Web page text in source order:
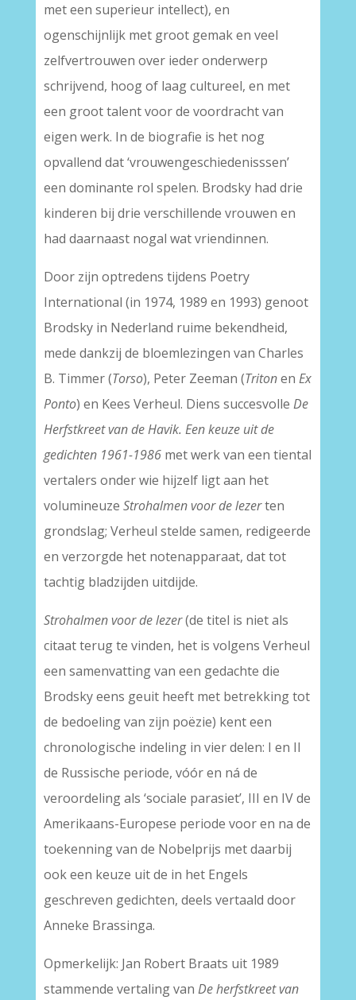
met een superieur intellect), en
ogenschijnlijk met groot gemak en veel
zelfvertrouwen over ieder onderwerp
schrijvend, hoog of laag cultureel, en met
een groot talent voor de voordracht van
eigen werk. In de biografie is het nog
opvallend dat ‘vrouwengeschiedenisssen’
een dominante rol spelen. Brodsky had drie
kinderen bij drie verschillende vrouwen en
had daarnaast nogal wat vriendinnen.
Door zijn optredens tijdens Poetry
International (in 1974, 1989 en 1993) genoot
Brodsky in Nederland ruime bekendheid,
mede dankzij de bloemlezingen van Charles
B. Timmer (Torso), Peter Zeeman (Tritonen Ex
Ponto) en Kees Verheul. Diens succesvolle De
Herfstkreet van de Havik. Een keuze uit de
gedichten 1961-1986met werk van een tiental
vertalers onder wie hijzelf ligt aan het
volumineuze Strohalmen voor de lezerten
grondslag; Verheul stelde samen, redigeerde
en verzorgde het notenapparaat, dat tot
tachtig bladzijden uitdijde.
Strohalmen voor de lezer(de titel is niet als
citaat terug te vinden, het is volgens Verheul
een samenvatting van een gedachte die
Brodsky eens geuit heeft met betrekking tot
de bedoeling van zijn poëzie) kent een
chronologische indeling in vier delen: I en II
de Russische periode, vóór en ná de
veroordeling als ‘sociale parasiet’, III en IV de
Amerikaans-Europese periode voor en na de
toekenning van de Nobelprijs met daarbij
ook een keuze uit de in het Engels
geschreven gedichten, deels vertaald door
Anneke Brassinga.
Opmerkelijk: Jan Robert Braats uit 1989
stammende vertaling van De herfstkreet van